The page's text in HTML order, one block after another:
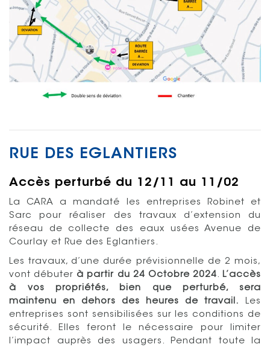
RUE DES EGLANTIERS
Accès perturbé du 12/11 au 11/02
La CARA a mandaté les entreprises Robinet et
Sarc pour réaliser des travaux d’extension du
réseau de collecte des eaux usées Avenue de
Courlay et Rue des Eglantiers.
Les travaux, d’une durée prévisionnelle de 2 mois,
vont débuter à partir du 24 Octobre 2024. L’accès
à vos propriétés, bien que perturbé, sera
maintenu en dehors des heures de travail.
Les
entreprises sont sensibilisées sur les conditions de
sécurité. Elles feront le nécessaire pour limiter
l’impact auprès des usagers. Pendant toute la